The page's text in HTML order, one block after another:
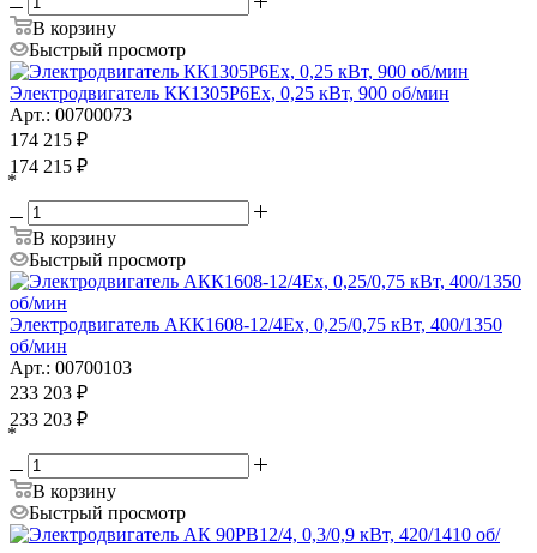
В корзину
Быстрый просмотр
Электродвигатель КК1305P6Ex, 0,25 кВт, 900 об/мин
Арт.: 00700073
174 215 ₽
174 215 ₽
*
В корзину
Быстрый просмотр
Электродвигатель АКК1608-12/4Ex, 0,25/0,75 кВт, 400/1350
об/мин
Арт.: 00700103
233 203 ₽
233 203 ₽
*
В корзину
Быстрый просмотр